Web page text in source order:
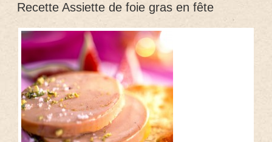
Recette Assiette de foie gras en fête